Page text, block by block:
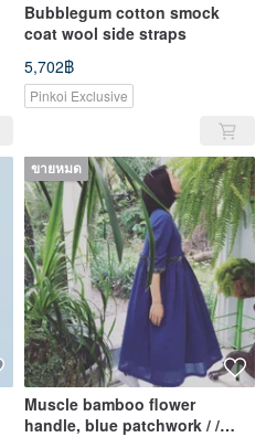
Bubblegum cotton smock
coat wool side straps
5,702฿
Pinkoi Exclusive
ขายหมด
Muscle bamboo flower
handle, blue patchwork / /